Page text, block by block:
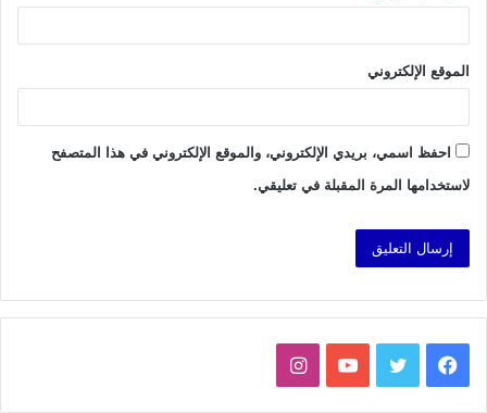
الموقع الإلكتروني
احفظ اسمي، بريدي الإلكتروني، والموقع الإلكتروني في هذا المتصفح
لاستخدامها المرة المقبلة في تعليقي.
فيسبوك تويتر يوتيوبانستقرام